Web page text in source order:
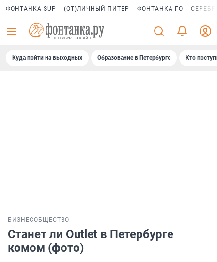
ФОНТАНКА SUP (ОТ)ЛИЧНЫЙ ПИТЕР ФОНТАНКА ГО
Куда пойти на выходных Образование в Петербурге Кто
БИЗНЕСОБЩЕСТВО
Станет ли Outlet в Петербурге
комом (фото)